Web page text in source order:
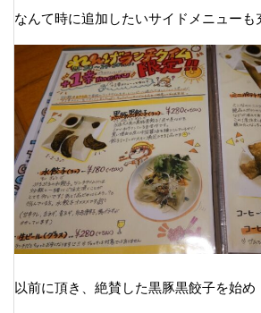
なんて時に追加したいサイドメニューも
以前に頂き、絶賛した黒豚黒餃子を始め